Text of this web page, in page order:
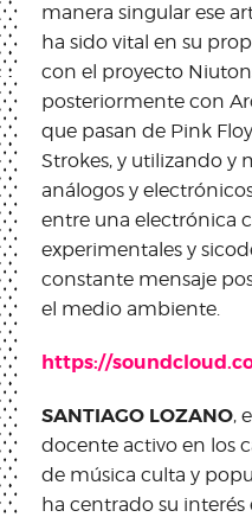
manera singular ese
ha sido vital en su
con el proyecto
posteriormente con
que pasan de Pink
Strokes, y utilizando y
análogos y
entre una electrónica
experimentales y
constante mensaje
el medio ambiente.
https://
SANTIAGO LOZANO,
docente activo en los
de música culta y
ha centrado su